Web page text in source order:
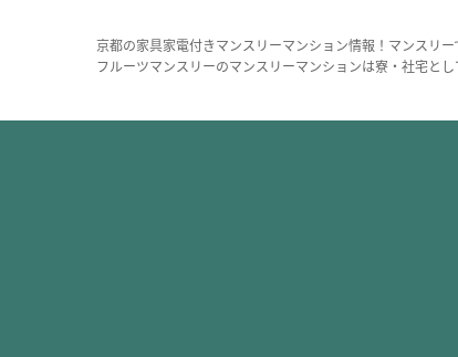
京都の家具家電付きマンスリーマンション情報！マンスリ
フルーツマンスリーのマンスリーマンションは寮・社宅と